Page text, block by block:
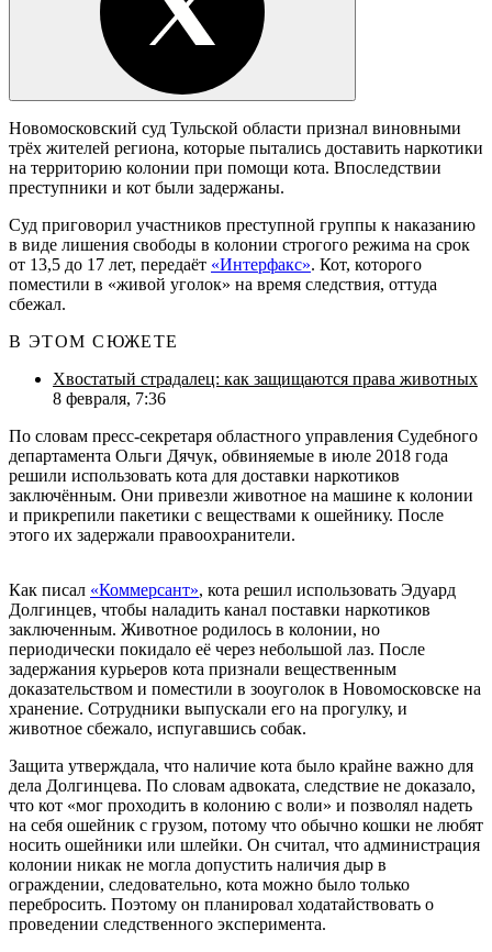
Новомосковский суд Тульской области признал виновными
трёх жителей региона, которые пытались доставить наркотики
на территорию колонии при помощи кота. Впоследствии
преступники и кот были задержаны.
Суд приговорил участников преступной группы к наказанию
в виде лишения свободы в колонии строгого режима на срок
от 13,5 до 17 лет, передаёт «Интерфакс». Кот, которого
поместили в «живой уголок» на время следствия, оттуда
сбежал.
В ЭТОМ СЮЖЕТЕ
Хвостатый страдалец: как защищаются права животных
8 февраля, 7:36
По словам пресс-секретаря областного управления Судебного
департамента Ольги Дячук, обвиняемые в июле 2018 года
решили использовать кота для доставки наркотиков
заключённым. Они привезли животное на машине к колонии
и прикрепили пакетики с веществами к ошейнику. После
этого их задержали правоохранители.
Как писал «Коммерсант», кота решил использовать Эдуард
Долгинцев, чтобы наладить канал поставки наркотиков
заключенным. Животное родилось в колонии, но
периодически покидало её через небольшой лаз. После
задержания курьеров кота признали вещественным
доказательством и поместили в зооуголок в Новомосковске на
хранение. Сотрудники выпускали его на прогулку, и
животное сбежало, испугавшись собак.
Защита утверждала, что наличие кота было крайне важно для
дела Долгинцева. По словам адвоката, следствие не доказало,
что кот «мог проходить в колонию с воли» и позволял надеть
на себя ошейник с грузом, потому что обычно кошки не любят
носить ошейники или шлейки. Он считал, что администрация
колонии никак не могла допустить наличия дыр в
ограждении, следовательно, кота можно было только
перебросить. Поэтому он планировал ходатайствовать о
проведении следственного эксперимента.